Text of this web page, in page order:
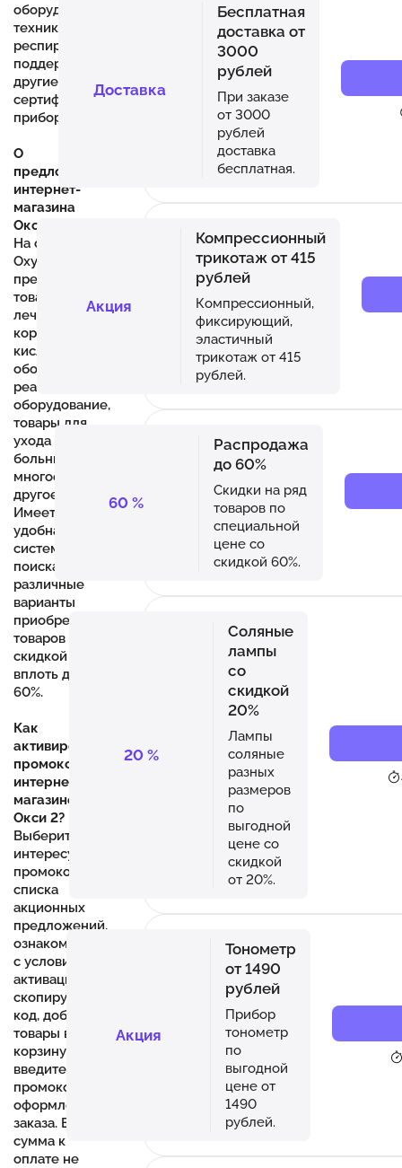
оборудование,
техника для
респираторной
поддержки и
другие
сертифицированные
приборы.
О
предложении
интернет-
магазина
Окси 2
На сайте
Oxy2.ru
представлены
товары для
лечения
коронавируса,
кислородное
оборудование,
реабилитационное
оборудование,
товары для
ухода за
больными и
многое
другое.
Имеется
удобная
система
поиска и
различные
варианты
приобретения
товаров со
скидкой
вплоть до
60%.
Как
активировать
промокод в
интернет-
магазине
Окси 2?
Выберите
интересующий
промокод из
списка
акционных
предложений,
ознакомьтесь
с условиями
активации,
скопируйте
код, добавьте
товары в
корзину,
введите
промокод при
оформлении
заказа. Если
сумма к
оплате не
Доставка
Бесплатная
доставка от
3000
рублей
При заказе
от 3000
рублей
доставка
бесплатная.
Акция
Компрессионный
трикотаж от 415
рублей
Компрессионный,
фиксирующий,
эластичный
трикотаж от 415
рублей.
60 %
Распродажа
до 60%
Скидки на ряд
товаров по
специальной
цене со
скидкой 60%.
20 %
Соляные
лампы
со
скидкой
20%
Лампы
соляные
разных
размеров
по
выгодной
цене со
скидкой
от 20%.
Акция
Тонометр
от 1490
рублей
Прибор
тонометр
по
выгодной
цене от
1490
рублей.